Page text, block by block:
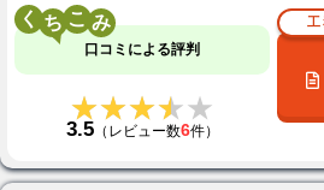
く こ
口コミによる評判
★★★★★
★★★★★
3.5（レビュー数6件）